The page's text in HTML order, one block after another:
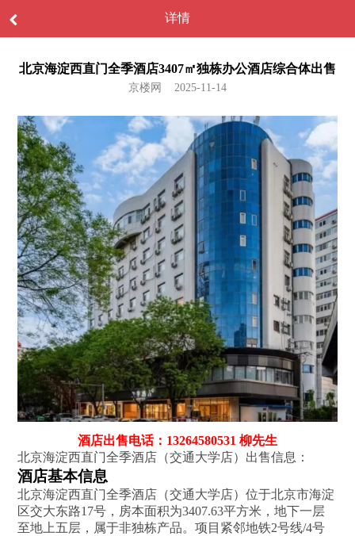
详情
北京海淀西直门全季酒店3407㎡独栋办公酒店综合体出售
京楼网 2025-11-14
酒店出售电话：13264580531 柳先生
北京海淀西直门全季酒店（交通大学店）出售信息：
酒店基本信息
北京海淀西直门全季酒店（交通大学店）位于北京市海淀
区交大东路17号，房本面积为3407.63平方米，地下一层
至地上五层，属于非独栋产品。项目紧邻地铁2号线/4号